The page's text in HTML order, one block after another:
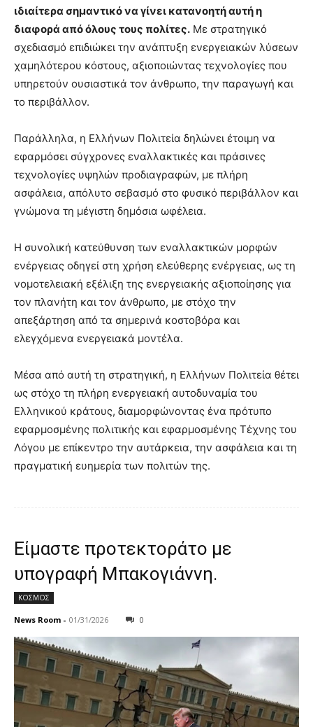
ιδιαίτερα σημαντικό να γίνει κατανοητή αυτή η
διαφορά από όλους τους πολίτες. Με στρατηγικό
σχεδιασμό επιδιώκει την ανάπτυξη ενεργειακών λύσεων
χαμηλότερου κόστους, αξιοποιώντας τεχνολογίες που
υπηρετούν ουσιαστικά τον άνθρωπο, την παραγωγή και
το περιβάλλον.
Παράλληλα, η Ελλήνων Πολιτεία δηλώνει έτοιμη να
εφαρμόσει σύγχρονες εναλλακτικές και πράσινες
τεχνολογίες υψηλών προδιαγραφών, με πλήρη
ασφάλεια, απόλυτο σεβασμό στο φυσικό περιβάλλον και
γνώμονα τη μέγιστη δημόσια ωφέλεια.
Η συνολική κατεύθυνση των εναλλακτικών μορφών
ενέργειας οδηγεί στη χρήση ελεύθερης ενέργειας, ως τη
νομοτελειακή εξέλιξη της ενεργειακής αξιοποίησης για
τον πλανήτη και τον άνθρωπο, με στόχο την
απεξάρτηση από τα σημερινά κοστοβόρα και
ελεγχόμενα ενεργειακά μοντέλα.
Μέσα από αυτή τη στρατηγική, η Ελλήνων Πολιτεία θέτει
ως στόχο τη πλήρη ενεργειακή αυτοδυναμία του
Ελληνικού κράτους, διαμορφώνοντας ένα πρότυπο
εφαρμοσμένης πολιτικής και εφαρμοσμένης Τέχνης του
Λόγου με επίκεντρο την αυτάρκεια, την ασφάλεια και τη
πραγματική ευημερία των πολιτών της.
Είμαστε προτεκτοράτο με
υπογραφή Μπακογιάννη.
ΚΟΣΜΟΣ
News Room - 01/31/2026 0